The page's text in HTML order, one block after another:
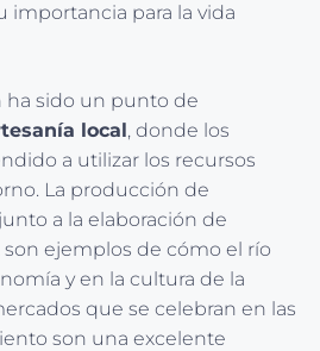
importancia para la vida
ha sido un punto de
local, donde los
a utilizar los recursos
La producción de
a la elaboración de
ejemplos de cómo el río
y en la cultura de la
que se celebran en las
son una excelente